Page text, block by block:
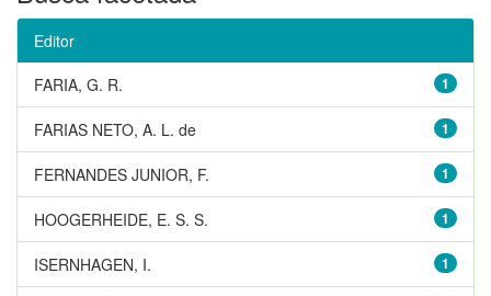
Editor
1
FARIA, G. R.
1
FARIAS NETO, A. L. de
1
FERNANDES JUNIOR, F.
1
HOOGERHEIDE, E. S. S.
1
ISERNHAGEN, I.